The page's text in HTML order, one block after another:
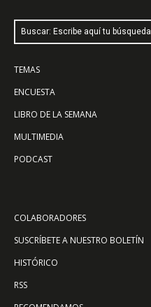
Buscar: Escribe aquí tu búsqueda
TEMAS
ENCUESTA
LIBRO DE LA SEMANA
MULTIMEDIA
PODCAST
COLABORADORES
SUSCRÍBETE A NUESTRO BOLETÍN
HISTÓRICO
RSS